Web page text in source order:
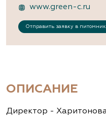
www.green-c.ru
Отправить заявку в питомник
ОПИСАНИЕ
Директор -